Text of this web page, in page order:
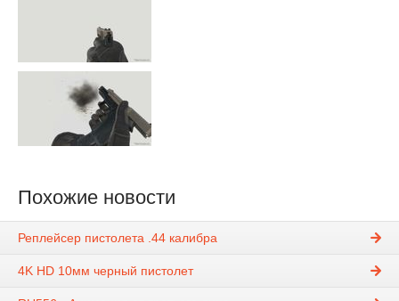
Похожие новости
Реплейсер пистолета .44 калибра
4K HD 10мм черный пистолет